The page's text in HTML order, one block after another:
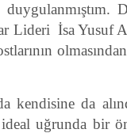
Lideri İsa Yusuf
da
uğrunda bir